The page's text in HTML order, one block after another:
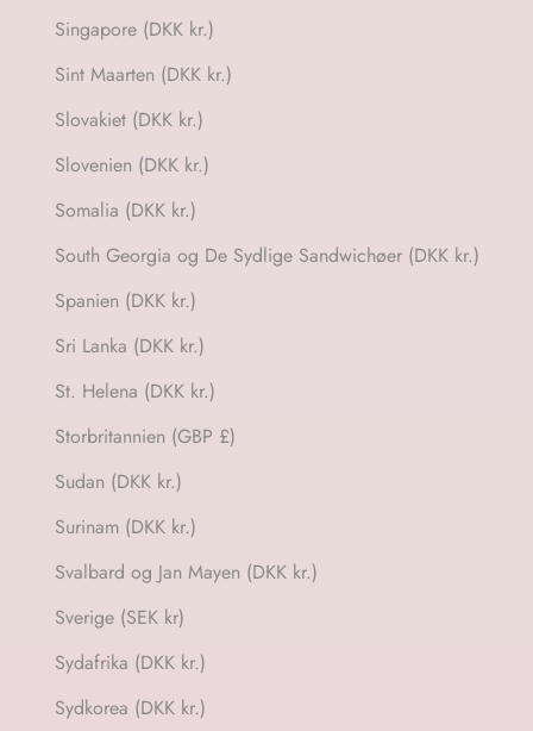
Singapore (DKK kr.)
Sint Maarten (DKK kr.)
Slovakiet (DKK kr.)
Slovenien (DKK kr.)
Somalia (DKK kr.)
South Georgia og De Sydlige Sandwichøer (DKK kr.)
Spanien (DKK kr.)
Sri Lanka (DKK kr.)
St. Helena (DKK kr.)
Storbritannien (GBP £)
Sudan (DKK kr.)
Surinam (DKK kr.)
Svalbard og Jan Mayen (DKK kr.)
Sverige (SEK kr)
Sydafrika (DKK kr.)
Sydkorea (DKK kr.)